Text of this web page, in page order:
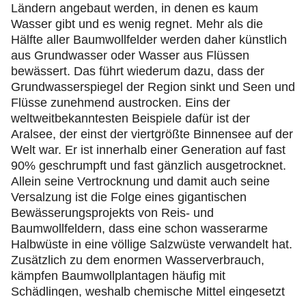
Ländern angebaut werden, in denen es kaum
Wasser gibt und es wenig regnet. Mehr als die
Hälfte aller Baumwollfelder werden daher künstlich
aus Grundwasser oder Wasser aus Flüssen
bewässert. Das führt wiederum dazu, dass der
Grundwasserspiegel der Region sinkt und Seen und
Flüsse zunehmend austrocken. Eins der
weltweitbekanntesten Beispiele dafür ist der
Aralsee, der einst der viertgrößte Binnensee auf der
Welt war. Er ist innerhalb einer Generation auf fast
90% geschrumpft und fast gänzlich ausgetrocknet.
Allein seine Vertrocknung und damit auch seine
Versalzung ist die Folge eines gigantischen
Bewässerungsprojekts von Reis- und
Baumwollfeldern, dass eine schon wasserarme
Halbwüste in eine völlige Salzwüste verwandelt hat.
Zusätzlich zu dem enormen Wasserverbrauch,
kämpfen Baumwollplantagen häufig mit
Schädlingen, weshalb chemische Mittel eingesetzt